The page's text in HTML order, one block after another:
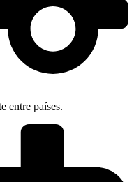
entre países.